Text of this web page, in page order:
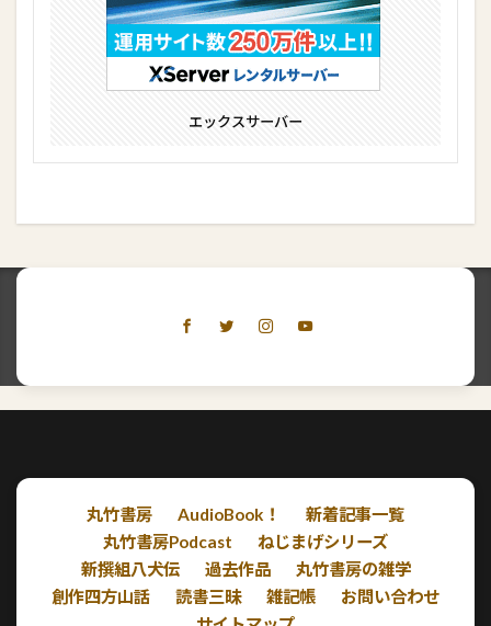
エックスサーバー
丸竹書房 AudioBook！
新着記事一覧
丸竹書房Podcast
ねじまげシリーズ
新撰組八犬伝
過去作品
丸竹書房の雑学
創作四方山話
読書三昧 雑記帳
お問い合わせ